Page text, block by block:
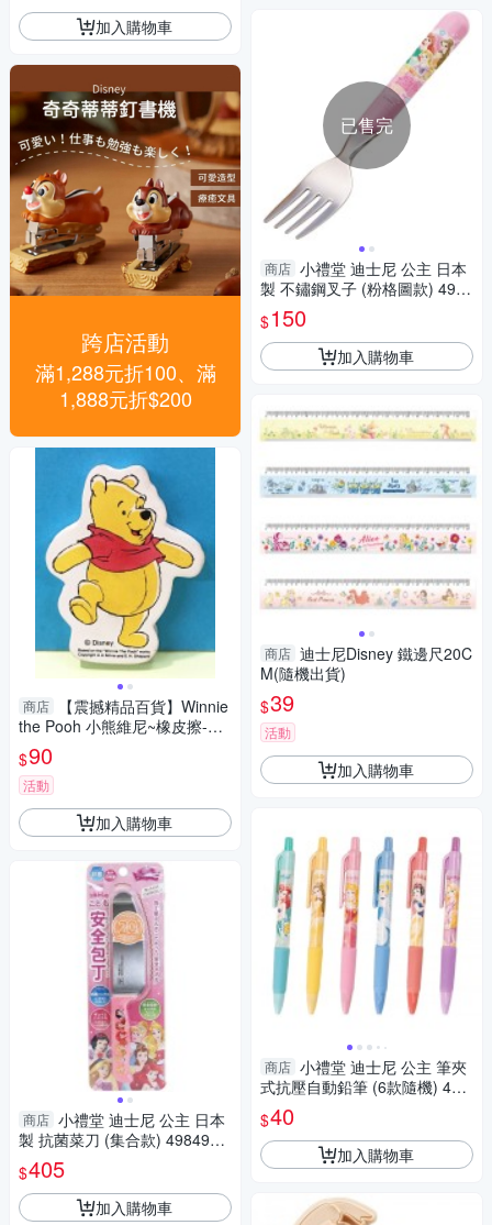
加入購物車
跨店活動
滿1,288元折100、滿
1,888元折$200
商店
【震撼精品百貨】Winnie
the Pooh 小熊維尼~橡皮擦-造
型95675
$90
活動
加入購物車
商店 小禮堂 迪士尼 公主 日本
製 抗菌菜刀 (集合款) 4984909
-330917
$405
加入購物車
已售完
商店 小禮堂 迪士尼 公主 日本
製 不鏽鋼叉子 (粉格圖款) 4973
307-518638
$150
加入購物車
商店 迪士尼Disney 鐵邊尺20C
M(隨機出貨)
$39
活動
加入購物車
商店 小禮堂 迪士尼 公主 筆夾
式抗壓自動鉛筆 (6款隨機) 471
3752-120020
$40
加入購物車